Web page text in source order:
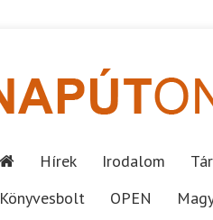
Hírek Irodalom
Könyvesbolt
OPEN